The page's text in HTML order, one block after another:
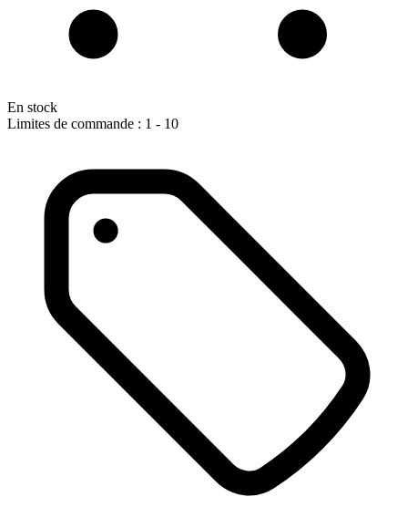
En stock
Limites de commande : 1 - 10